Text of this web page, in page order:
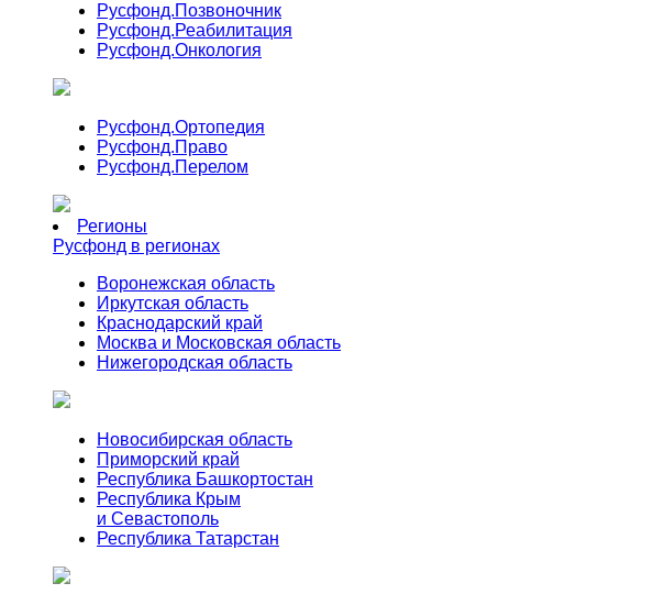
Русфонд.Позвоночник
Русфонд.Реабилитация
Русфонд.Онкология
Русфонд.Ортопедия
Русфонд.Право
Русфонд.Перелом
Регионы
Русфонд в регионах
Воронежская область
Иркутская область
Краснодарский край
Москва и Московская область
Нижегородская область
Новосибирская область
Приморский край
Республика Башкортостан
Республика Крым
и Севастополь
Республика Татарстан